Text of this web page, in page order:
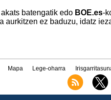
batengatik edo BOE.es-
aurkitzen ez baduzu, idatz
Mapa Lege-oharra